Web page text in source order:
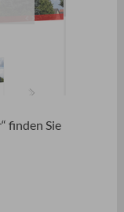
finden Sie